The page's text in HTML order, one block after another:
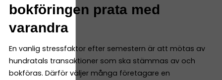
bokföringen prata med
varandra
En vanlig stressfaktor efter semestern är att mötas av
hundratals transaktioner som ska stämmas av och
bokföras. Därför väljer många företagare en